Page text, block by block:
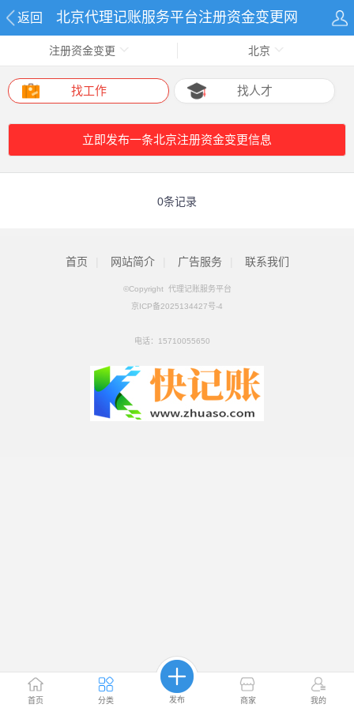
返回 北京代理记账服务平台注册资金变更网
首页 分类 发布 商家 我的
注册资金变更 北京
找工作 找人才
立即发布一条北京注册资金变更信息
0条记录
首页 网站简介 广告服务 联系我们
©Copyright 代理记账服务平台
京ICP备2025134427号-4
电话： 15710055650